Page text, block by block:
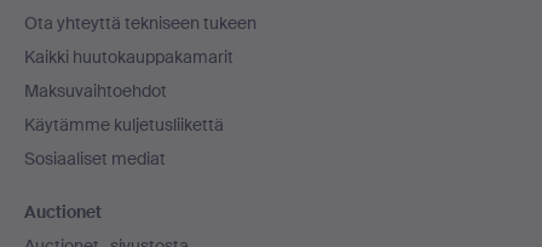
Ota yhteyttä tekniseen tukeen
Kaikki huutokauppakamarit
Maksuvaihtoehdot
Käytämme kuljetusliikettä
Sosiaaliset mediat
Auctionet